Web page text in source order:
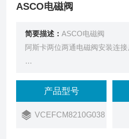
ASCO电磁阀
简要描述：ASCO电磁阀
阿斯卡两位两通电磁阀安装连
防止微粒污染，确保流体的更
产品型号
VCEFCM8210G038